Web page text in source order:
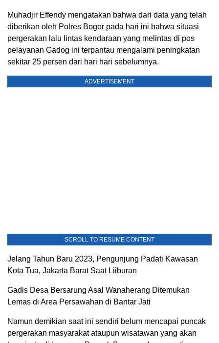
Muhadjir Effendy mengatakan bahwa dari data yang telah
diberikan oleh Polres Bogor pada hari ini bahwa situasi
pergerakan lalu lintas kendaraan yang melintas di pos
pelayanan Gadog ini terpantau mengalami peningkatan
sekitar 25 persen dari hari hari sebelumnya.
ADVERTISEMENT
SCROLL TO RESUME CONTENT
Jelang Tahun Baru 2023, Pengunjung Padati Kawasan
Kota Tua, Jakarta Barat Saat Liiburan
Gadis Desa Bersarung Asal Wanaherang Ditemukan
Lemas di Area Persawahan di Bantar Jati
Namun demikian saat ini sendiri belum mencapai puncak
pergerakan masyarakat ataupun wisatawan yang akan